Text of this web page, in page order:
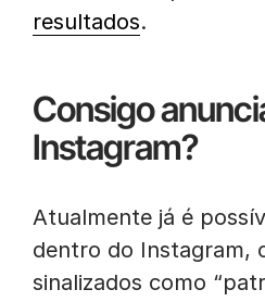
resultados.
Consigo
Instagram?
Atualmente já é
dentro do Instagram,
sinalizados como